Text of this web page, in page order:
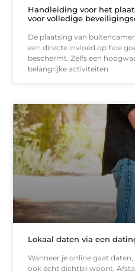
Handleiding voor het
voor volledige
De plaatsing van
een directe invloed op hoe
beschermt. Zelfs een
belangrijke activiteiten
Lokaal daten via een
Wanneer je online gaat
ook écht dichtbij woont.